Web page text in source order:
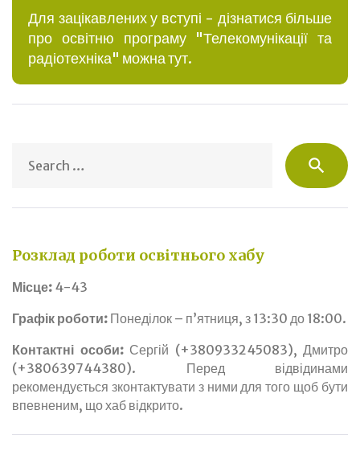
Для зацікавлених у вступі - дізнатися більше
про освітню програму "Телекомунікації та
радіотехніка" можна тут.
search
Розклад роботи освітнього хабу
Місце: 4-43
Графік роботи: Понеділок – п’ятниця, з 13:30 до 18:00.
Контактні особи:Сергій (+380933245083), Дмитро
(+380639744380). Перед відвідинами
рекомендується зконтактувати з ними для того щоб бути
впевненим, що хаб відкрито.